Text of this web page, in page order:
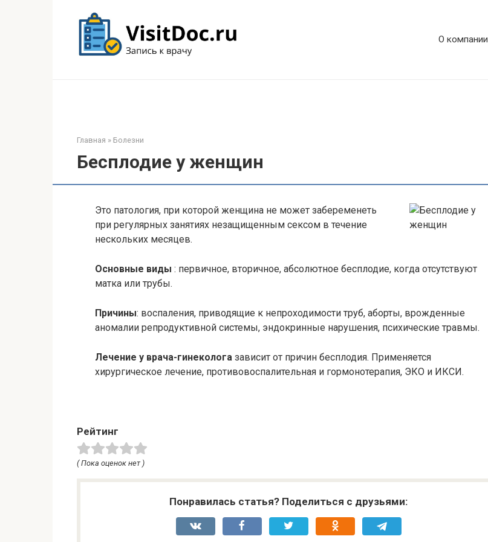
О компании
Главная » Болезни
Бесплодие у женщин
Это патология, при которой женщина не может забеременеть
при регулярных занятиях незащищенным сексом в течение
нескольких месяцев.
Основные виды : первичное, вторичное, абсолютное бесплодие, когда отсутствуют
матка или трубы.
Причины: воспаления, приводящие к непроходимости труб, аборты, врожденные
аномалии репродуктивной системы, эндокринные нарушения, психические травмы.
Лечение у врача-гинеколога зависит от причин бесплодия. Применяется
хирургическое лечение, противовоспалительная и гормонотерапия, ЭКО и ИКСИ.
Рейтинг
( Пока оценок нет )
Понравилась статья? Поделиться с друзьями: